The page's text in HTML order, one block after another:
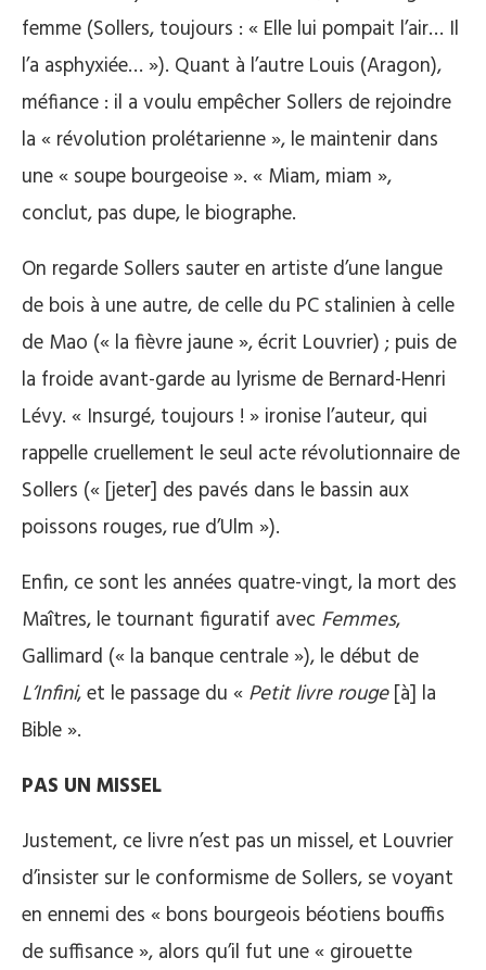
femme (Sollers, toujours : « Elle lui pompait l’air… Il
l’a asphyxiée… »). Quant à l’autre Louis (Aragon),
méfiance : il a voulu empêcher Sollers de rejoindre
la « révolution prolétarienne », le maintenir dans
une « soupe bourgeoise ». « Miam, miam »,
conclut, pas dupe, le biographe.
On regarde Sollers sauter en artiste d’une langue
de bois à une autre, de celle du PC stalinien à celle
de Mao (« la fièvre jaune », écrit Louvrier) ; puis de
la froide avant-garde au lyrisme de Bernard-Henri
Lévy. « Insurgé, toujours ! » ironise l’auteur, qui
rappelle cruellement le seul acte révolutionnaire de
Sollers (« [jeter] des pavés dans le bassin aux
poissons rouges, rue d’Ulm »).
Enfin, ce sont les années quatre-vingt, la mort des
Maîtres, le tournant figuratif avec Femmes,
Gallimard (« la banque centrale »), le début de
L’Infini, et le passage du « Petit livre rouge[à] la
Bible ».
PAS UN MISSEL
Justement, ce livre n’est pas un missel, et Louvrier
d’insister sur le conformisme de Sollers, se voyant
en ennemi des « bons bourgeois béotiens bouffis
de suffisance », alors qu’il fut une « girouette